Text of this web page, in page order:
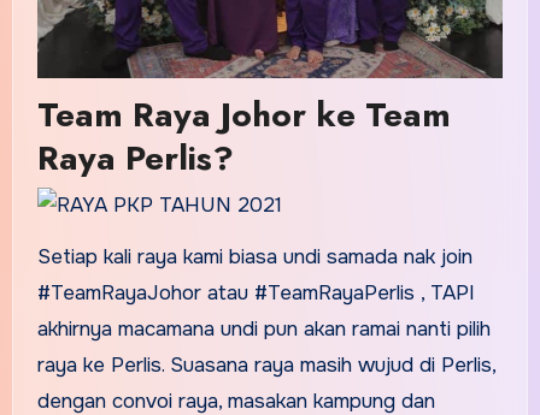
Team Raya Johor ke Team
Raya Perlis?
Setiap kali raya kami biasa undi samada nak join
#TeamRayaJohor atau #TeamRayaPerlis , TAPI
akhirnya macamana undi pun akan ramai nanti pilih
raya ke Perlis. Suasana raya masih wujud di Perlis,
dengan convoi raya, masakan kampung dan